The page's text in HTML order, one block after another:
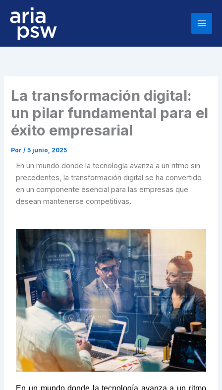
contenido
La transformación digital:
un pilar fundamental para el
éxito empresarial
Por/5 junio, 2025
En un mundo donde la tecnología avanza a un ritmo sin
precedentes, la transformación digital se ha convertido
en un componente esencial para las empresas que
desean mantenerse competitivas.
En un mundo donde la tecnología avanza a un ritmo